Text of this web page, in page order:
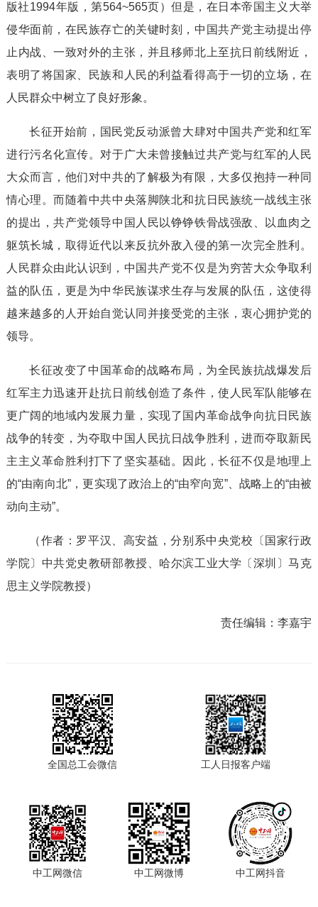
版社1994年版，第564~565页）但是，在日本帝国主义大举
侵华面前，在民族存亡的关键时刻，中国共产党主动提出停
止内战、一致对外的主张，并且移师北上至抗日前线附近，
表明了将国家、民族和人民的利益看得高于一切的立场，在
人民群众中树立了良好形象。
长征开始前，国民党反动派曾大肆对中国共产党和红军
进行污名化宣传。对于广大未曾接触过共产党与红军的人民
大众而言，他们对中共的了解极为有限，大多仅抱持一种同
情心理。而随着中共中央落脚陕北和抗日民族统一战线主张
的提出，共产党领导中国人民以铮铮铁骨战强敌、以血肉之
躯筑长城，取得近代以来反抗外敌入侵的第一次完全胜利。
人民群众由此认识到，中国共产党不仅是为穷苦大众争取利
益的队伍，更是为中华民族谋求生存与发展的队伍，这使得
越来越多的人开始自觉认同并接受党的主张，衷心拥护党的
领导。
长征改变了中国革命的战略布局，为全民族抗战爆发后
红军主力迅速开赴抗日前线创造了条件，使人民军队能够在
更广阔的地域内发展力量，实现了国内革命战争向抗日民族
战争的转变，为夺取中国人民抗日战争胜利，进而夺取新民
主主义革命胜利打下了坚实基础。因此，长征不仅是地理上
的“由南向北”，更实现了政治上的“由窄向宽”、战略上的“由被
动向主动”。
（作者：罗平汉、高安益，分别系中央党校〔国家行政
学院〕中共党史教研部教授、哈尔滨工业大学〔深圳〕马克
思主义学院教授）
责任编辑：李嘉宇
全国总工会微信 工人日报客户端
中工网微信 中工网微博 中工网抖音